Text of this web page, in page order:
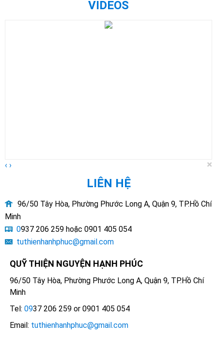
VIDEOS
‹ › ×
LIÊN HỆ
96/50 Tây Hòa, Phường Phước Long A, Quận 9, TP.Hồ Chí
Minh
0937 206 259 hoặc 0901 405 054
tuthienhanhphuc@gmail.com
QUỸ THIỆN NGUYỆN HẠNH PHÚC
96/50 Tây Hòa, Phường Phước Long A, Quận 9, TP.Hồ Chí
Minh
Tel: 0937 206 259 or 0901 405 054
Email: tuthienhanhphuc@gmail.com